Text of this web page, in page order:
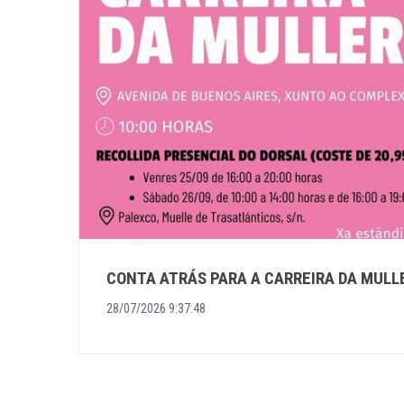
CONTA ATRÁS PARA A CARREIRA DA
28/07/2026 9:37:48